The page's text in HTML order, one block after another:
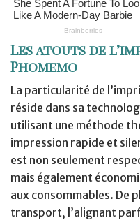
Les atouts de
Phomemo
La particularité de
réside dans sa
utilisant une méthode
impression rapide et
est non seulement
mais également
aux consommables. De
transport, l’alignant